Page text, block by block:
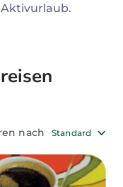
nach Standard